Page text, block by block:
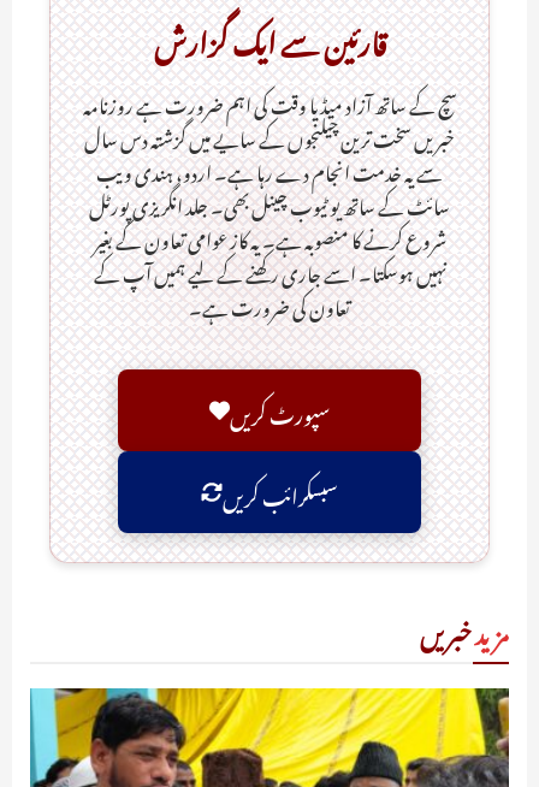
قارئین سے ایک گزارش
سچ کے ساتھ آزاد میڈیا وقت کی اہم ضرورت ہےـ روزنامہ
خبریں سخت ترین چیلنجوں کے سایے میں گزشتہ دس سال
سے یہ خدمت انجام دے رہا ہے۔ اردو، ہندی ویب
سائٹ کے ساتھ یو ٹیوب چینل بھی۔ جلد انگریزی پورٹل
شروع کرنے کا منصوبہ ہے۔ یہ کاز عوامی تعاون کے بغیر
نہیں ہوسکتا۔ اسے جاری رکھنے کے لیے ہمیں آپ کے
تعاون کی ضرورت ہے۔
سپورٹ کریں
سبسکرائب کریں
مزیدخبریں